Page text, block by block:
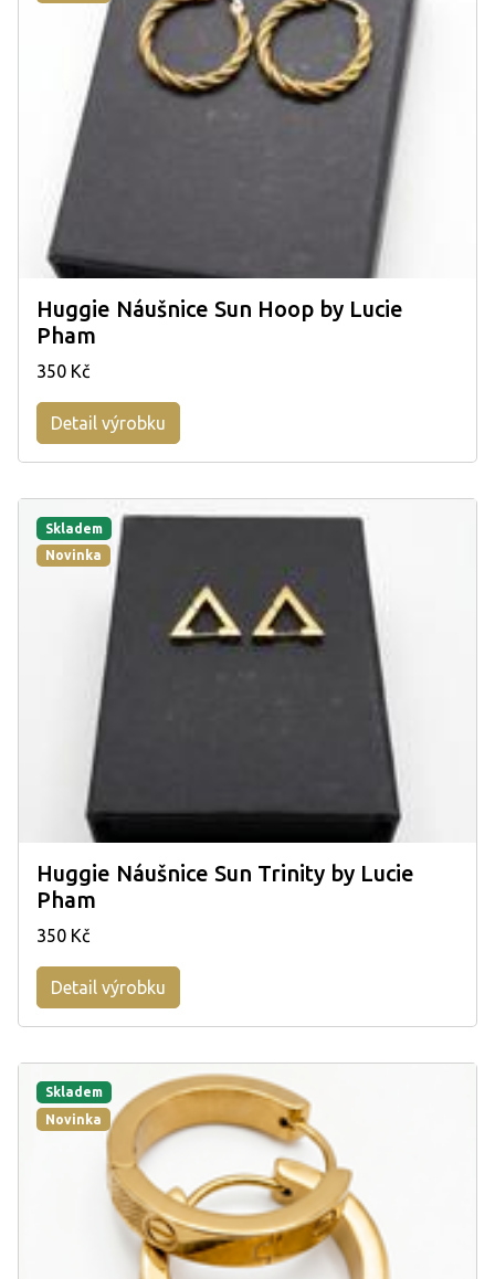
Huggie Náušnice Sun Hoop by Lucie
Pham
350 Kč
Detail výrobku
Skladem
Novinka
Huggie Náušnice Sun Trinity by Lucie
Pham
350 Kč
Detail výrobku
Skladem
Novinka